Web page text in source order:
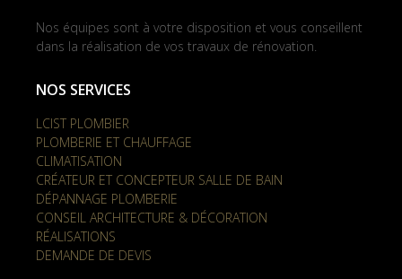
Nos équipes sont à votre disposition et vous conseillent
dans la réalisation de vos travaux de rénovation.
NOS SERVICES
LCIST PLOMBIER
PLOMBERIE ET CHAUFFAGE
CLIMATISATION
CRÉATEUR ET CONCEPTEUR SALLE DE BAIN
DÉPANNAGE PLOMBERIE
CONSEIL ARCHITECTURE & DÉCORATION
RÉALISATIONS
DEMANDE DE DEVIS